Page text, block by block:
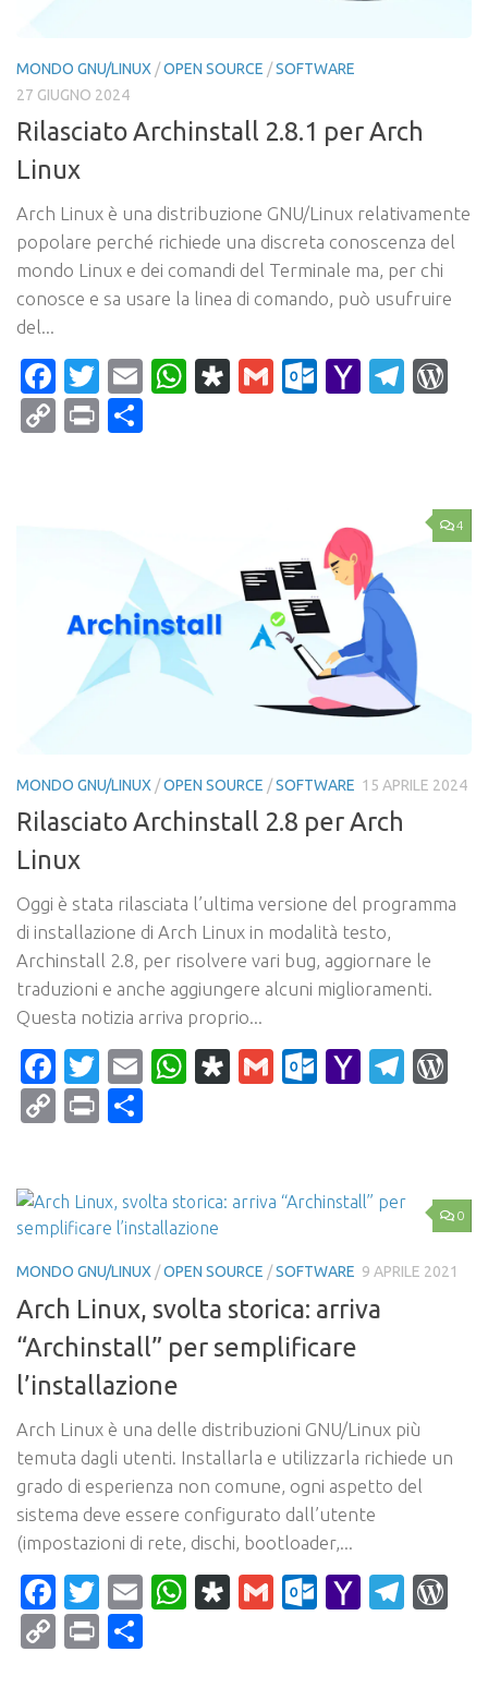
MONDO GNU/LINUX /OPEN SOURCE /SOFTWARE
27 GIUGNO 2024
Rilasciato Archinstall 2.8.1 per Arch
Linux
Arch Linux è una distribuzione GNU/Linux relativamente
popolare perché richiede una discreta conoscenza del
mondo Linux e dei comandi del Terminale ma, per chi
conosce e sa usare la linea di comando, può usufruire
del...
Facebook
Twitter
EmailWhatsApp
Diaspora
Gmail Yahoo
CopyPrint
4
MONDO GNU/LINUX /OPEN SOURCE /SOFTWARE 15 APRILE 2024
Rilasciato Archinstall 2.8 per Arch
Linux
Oggi è stata rilasciata l’ultima versione del programma
di installazione di Arch Linux in modalità testo,
Archinstall 2.8, per risolvere vari bug, aggiornare le
traduzioni e anche aggiungere alcuni miglioramenti.
Questa notizia arriva proprio...
Facebook
Twitter
EmailWhatsApp
Diaspora
Gmail Yahoo
CopyPrint
0
MONDO GNU/LINUX /OPEN SOURCE /SOFTWARE 9 APRILE 2021
Arch Linux, svolta storica: arriva
“Archinstall” per semplificare
l’installazione
Arch Linux è una delle distribuzioni GNU/Linux più
temuta dagli utenti. Installarla e utilizzarla richiede un
grado di esperienza non comune, ogni aspetto del
sistema deve essere configurato dall’utente
(impostazioni di rete, dischi, bootloader,...
Facebook
Twitter
EmailWhatsApp
Diaspora
Gmail Yahoo
CopyPrint